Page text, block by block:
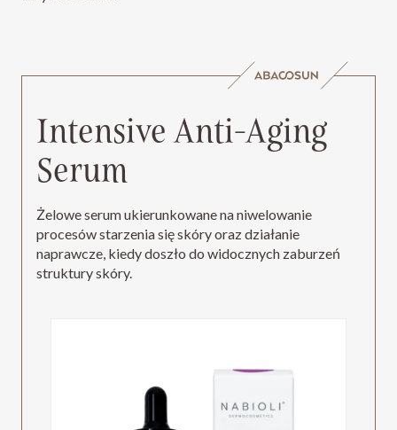
Intensive Anti-Aging
Serum
Żelowe serum ukierunkowane na niwelowanie
procesów starzenia się skóry oraz działanie
naprawcze, kiedy doszło do widocznych zaburzeń
struktury skóry.